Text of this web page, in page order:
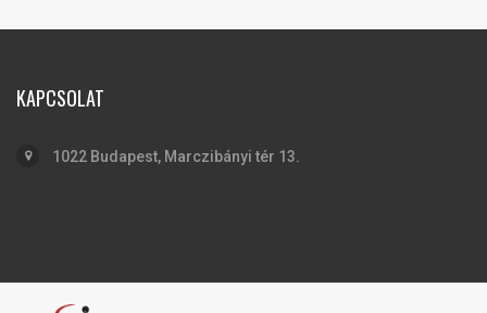
KAPCSOLAT
1022 Budapest, Marczibányi tér 13.